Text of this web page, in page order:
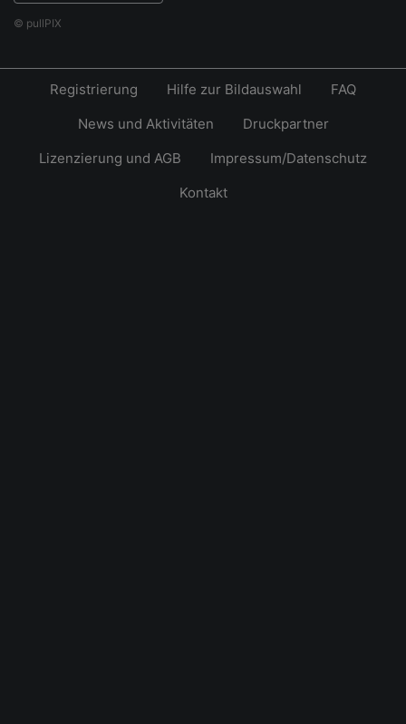
© pullPIX
Registrierung Hilfe zur Bildauswahl
FAQ
News und Aktivitäten
Druckpartner
Lizenzierung und AGB
Impressum/Datenschutz
Kontakt